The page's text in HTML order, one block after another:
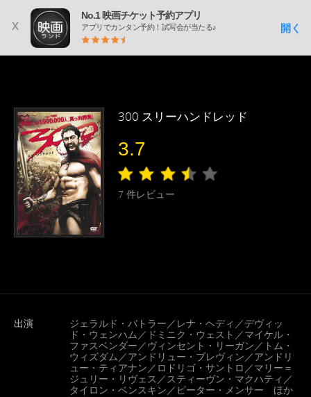
x
No.1 映画チケット予約アプリ
アプリでカンタン予約！試写会が当たる♪ 開く
300 スリーハンドレッド
3.7
7 件レビュー
出演
ジェラルド・バトラー／レナ・ヘディ／デヴィッ
ド・ウェンハム／ドミニク・ウェスト／マイケル・
ファスベンダー／ヴィンセント・リーガン／トム・
ウィズダム／アンドリュー・プレヴィン／アンドリ
ュー・ティアナン／ロドリゴ・サントロ／マリー＝
ジュリー・リヴェス／スティーヴン・マクハティ／
タイロン・ベンスキン／ピーター・メンサー ほか